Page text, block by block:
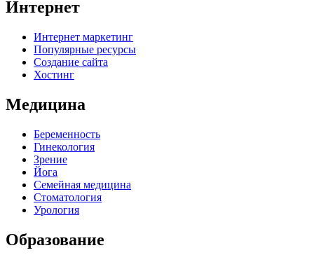
Интернет
Интернет маркетинг
Популярные ресурсы
Создание сайта
Хостинг
Медицина
Беременность
Гинекология
Зрение
Йога
Семейная медицина
Стоматология
Урология
Образование